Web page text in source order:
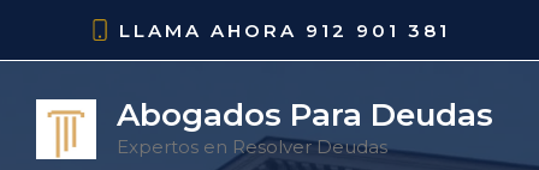
LLAMA AHORA 912 901 381
Abogados Para Deudas
Expertos en Resolver Deudas